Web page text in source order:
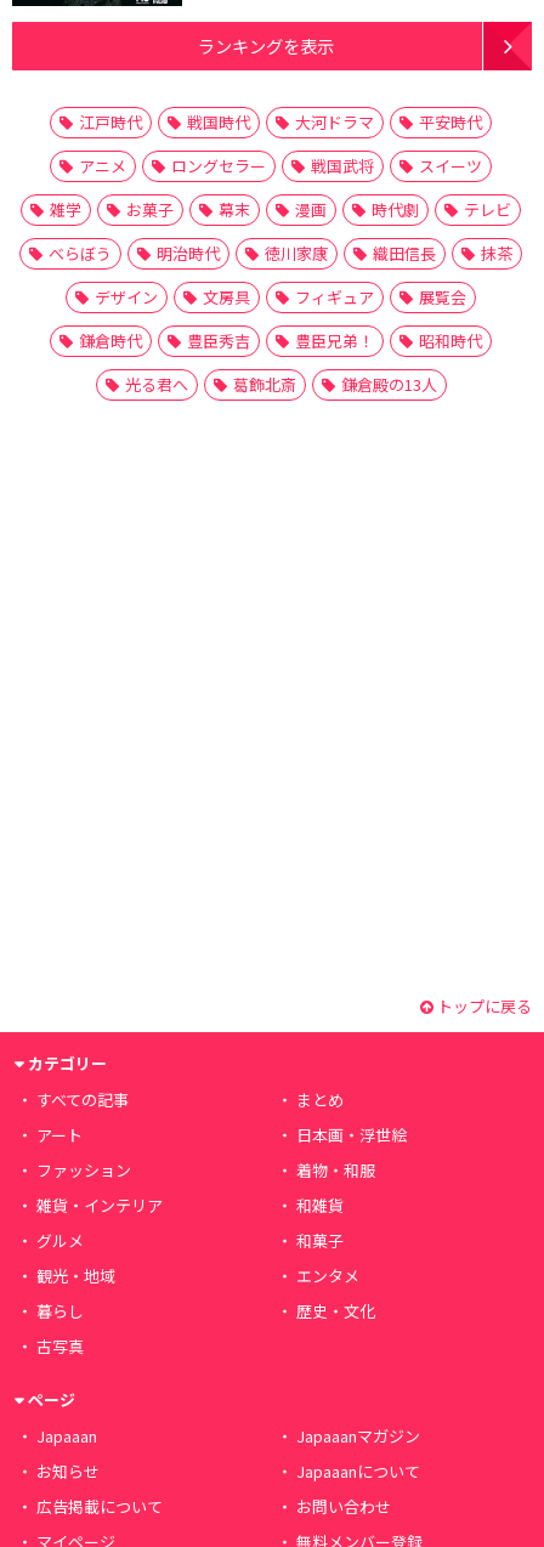
ランキングを表示
江戸時代 戦国時代 大河ドラマ
平安時代
アニメ
ロングセラー 戦国武将
スイーツ
雑学
お菓子 幕末 漫画 時代劇
テレビ
べらぼう
明治時代 徳川家康 織田信長
抹茶
デザイン
文房具 フィギュア
展覧会
鎌倉時代
豊臣秀吉 豊臣兄弟！
昭和時代
光る君へ
葛飾北斎 鎌倉殿の13人
トップに戻る
カテゴリー
すべての記事
まとめ
アート
日本画・浮世絵
ファッション
着物・和服
雑貨・インテリア
和雑貨
グルメ
和菓子
観光・地域
エンタメ
暮らし
歴史・文化
古写真
ページ
Japaaan
Japaaanマガジン
お知らせ
Japaaanについて
広告掲載について
お問い合わせ
マイページ
無料メンバー登録